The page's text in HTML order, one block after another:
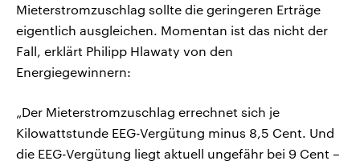
Mieterstromzuschlag sollte die geringeren Erträge
eigentlich ausgleichen. Momentan ist das nicht der
Fall, erklärt Philipp Hlawaty von den
Energiegewinnern:
„Der Mieterstromzuschlag errechnet sich je
Kilowattstunde EEG-Vergütung minus 8,5 Cent. Und
die EEG-Vergütung liegt aktuell ungefähr bei 9 Cent –